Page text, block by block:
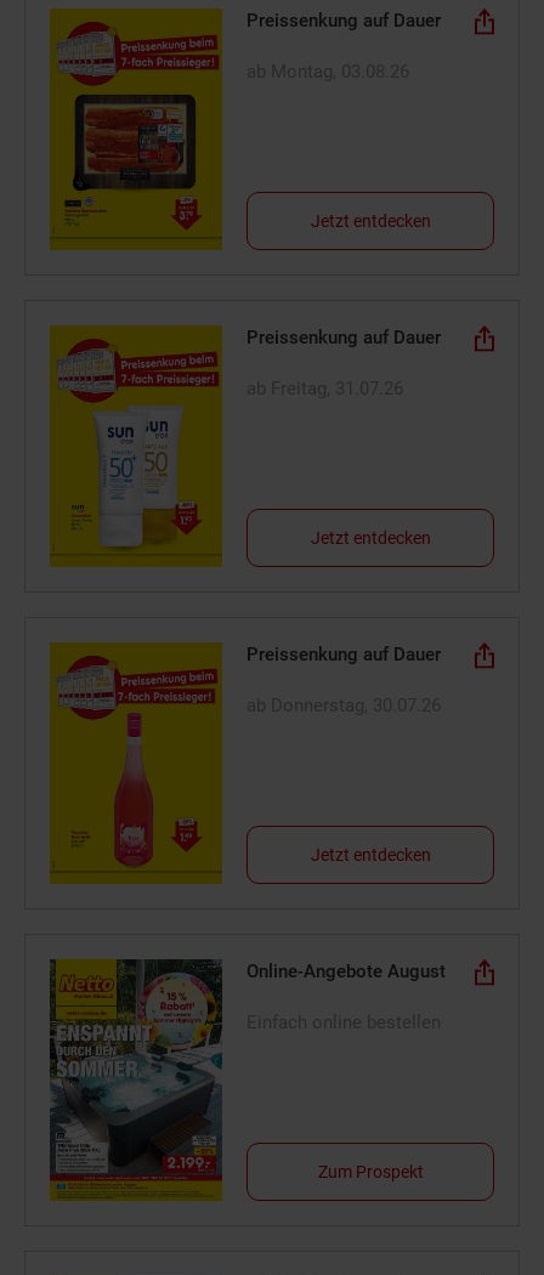
Preissenkung auf Dauer
Jetzt entdecken
Preissenkung auf Dauer
Jetzt entdecken
Preissenkung auf Dauer
Jetzt entdecken
Online-Angebote August
Zum Prospekt